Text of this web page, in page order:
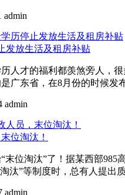
admin
发放生活及租房补贴
人才的福利都羡煞旁人，
广东省，在8月份的时候发
admin
位淘汰！
末位淘汰”了！据某西部
汰”等制度时，总有人提出
admin